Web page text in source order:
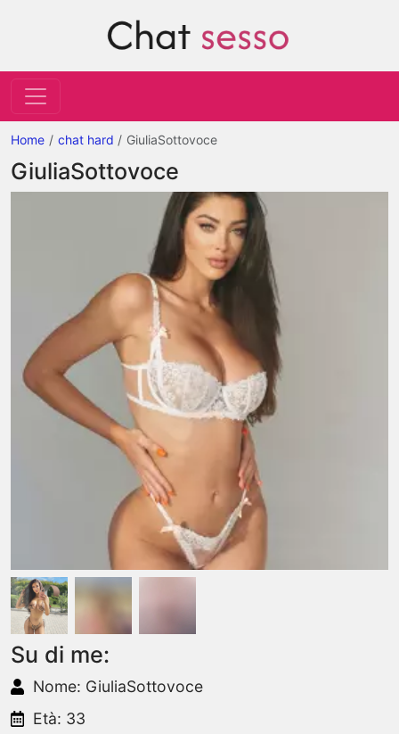
Home chat hard GiuliaSottovoce
GiuliaSottovoce
Su di me:
Nome: GiuliaSottovoce
Età: 33